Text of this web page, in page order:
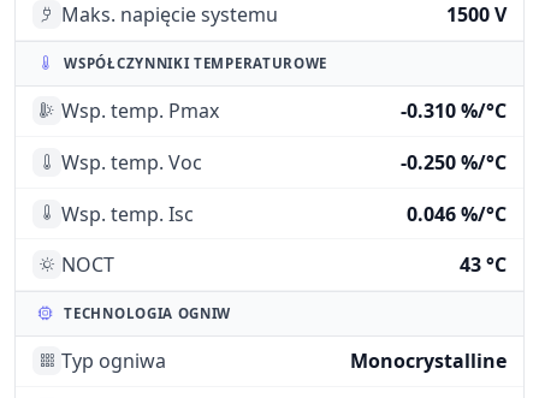
Maks. napięcie systemu
1500 V
WSPÓŁCZYNNIKI TEMPERATUROWE
Wsp. temp. Pmax
-0.310 %/°C
Wsp. temp. Voc
-0.250 %/°C
Wsp. temp. Isc
0.046 %/°C
NOCT
43 °C
TECHNOLOGIA OGNIW
Typ ogniwa
Monocrystalline